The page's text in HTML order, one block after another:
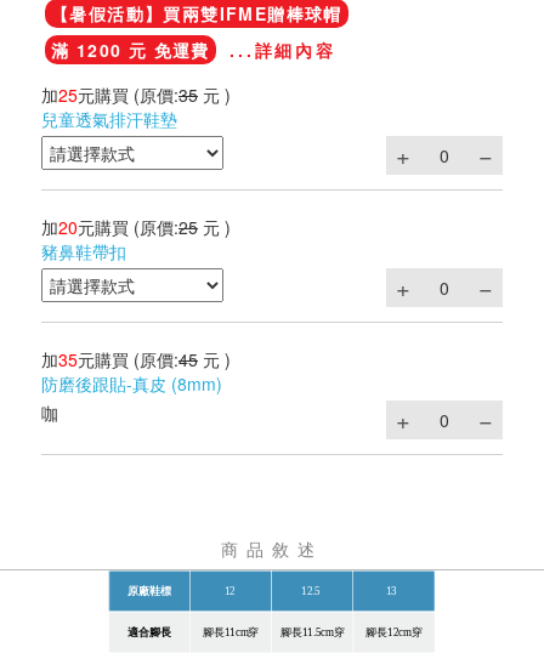
【暑假活動】買兩雙IFME贈棒球帽
滿 1200 元 免運費
...詳細內容
加25元購買 (原價:35 元 )
兒童透氣排汗鞋墊
加20元購買 (原價:25 元 )
豬鼻鞋帶扣
加35元購買 (原價:45 元 )
防磨後跟貼-真皮 (8mm)
咖
商品敘述